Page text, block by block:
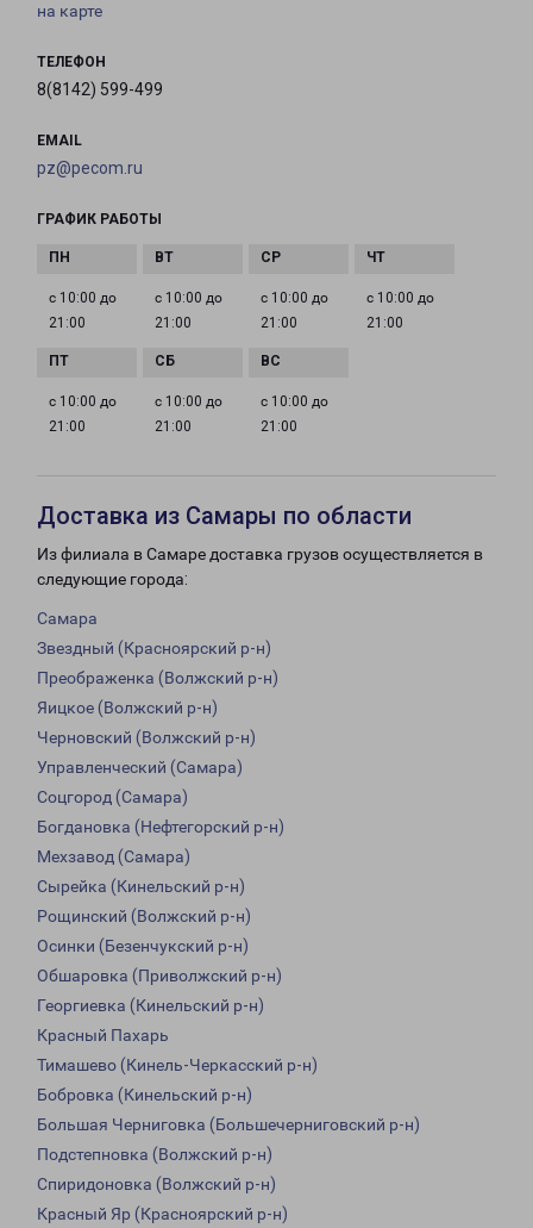
на карте
ТЕЛЕФОН
8(8142) 599-499
EMAIL
pz@pecom.ru
ГРАФИК РАБОТЫ
с 10:00 до
21:00
с 10:00 до
21:00
с 10:00 до
21:00
с 10:00 до
21:00
с 10:00 до
21:00
с 10:00 до
21:00
с 10:00 до
21:00
Доставка из Самары по области
Из филиала в Самаре доставка грузов осуществляется в
следующие города:
Самара
Звездный (Красноярский р-н)
Преображенка (Волжский р-н)
Яицкое (Волжский р-н)
Черновский (Волжский р-н)
Управленческий (Самара)
Соцгород (Самара)
Богдановка (Нефтегорский р-н)
Мехзавод (Самара)
Сырейка (Кинельский р-н)
Рощинский (Волжский р-н)
Осинки (Безенчукский р-н)
Обшаровка (Приволжский р-н)
Георгиевка (Кинельский р-н)
Красный Пахарь
Тимашево (Кинель-Черкасский р-н)
Бобровка (Кинельский р-н)
Большая Черниговка (Большечерниговский р-н)
Подстепновка (Волжский р-н)
Спиридоновка (Волжский р-н)
Красный Яр (Красноярский р-н)